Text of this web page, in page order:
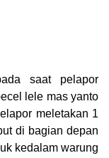
saat pelapor
lele mas yanto
meletakan 1
di bagian depan
kedalam warung